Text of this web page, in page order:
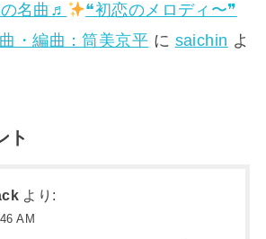
名曲♬
❝初恋のメロディ〜❞
・編曲：筒美京平 に saichin よ
ト
より:
AM